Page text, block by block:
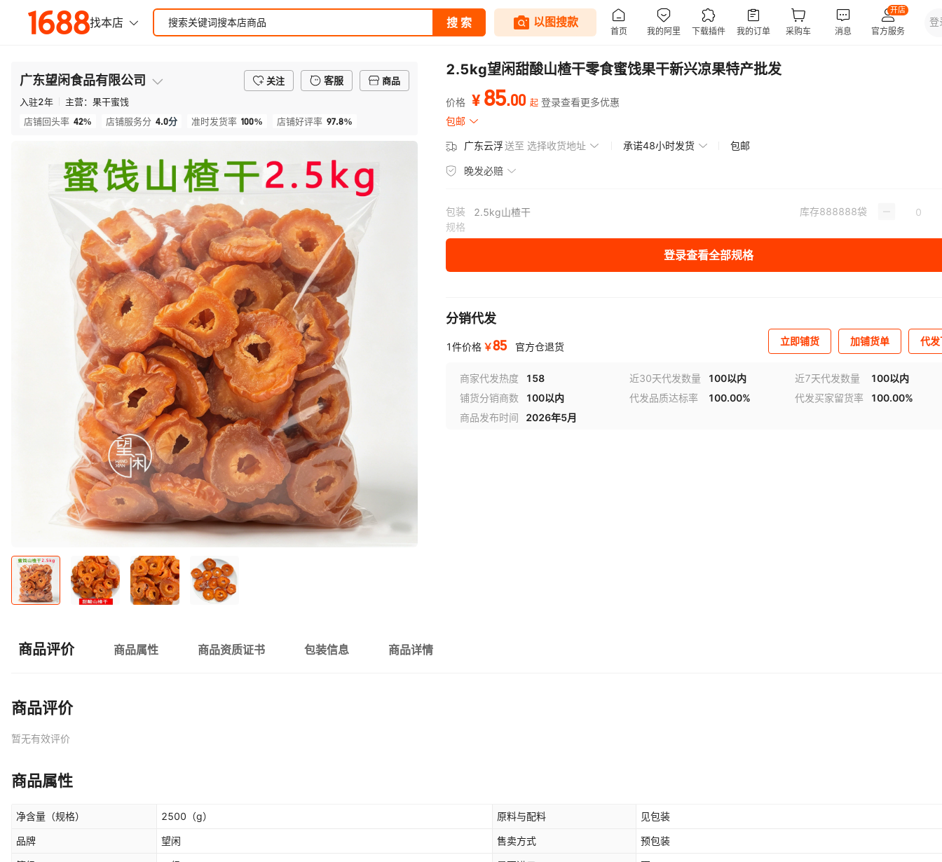
广东望闲食品有限公司 关注 客服
商品
入驻2年 主营： 果干蜜饯
店铺回头率 42% 店铺服务分 4.0分 准时发货率 100% 店铺好评率 97.8%
2.5kg望闲甜酸山楂干零食蜜饯果干新兴凉果特产批发
价格 ¥ 85.00 起 登录查看更多优惠
包邮
广东云浮送至 选择收货地址 承诺48小时发货 包邮
晚发必赔
包装
规格
2.5kg山楂干 库存888888袋
登录查看全部规格
分销代发
1件价格 ￥85 官方仓退货 立即铺货 加铺货单 代
商家代发热度 158 近30天代发数量 100以内 近7天代发数量
100以内
铺货分销商数
100以内 代发品质达标率 100.00% 代发买家留货率
100.00%
商品发布时间
2026年5月
商品评价 商品属性 商品资质证书 包装信息 商品详情
商品评价
暂无有效评价
商品属性
净含量（规格） 2500 （g） 原料与配料 见包装
品牌 望闲 售卖方式 预包装